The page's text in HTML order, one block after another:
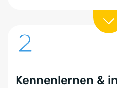
Kennenlernen &